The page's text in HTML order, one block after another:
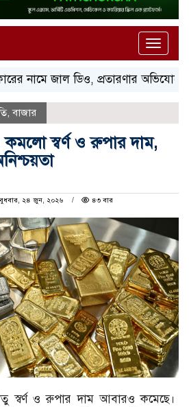
Toggle
জাল ডিও, প্রতারণার অভিযোগে
,বাজার
কমলো স্বর্ণ ও রুপার দাম,
২৪ জুন, ২০২৬
৪৩ বার
স্বর্ণ ও রুপার দাম আবারও কমেছে।